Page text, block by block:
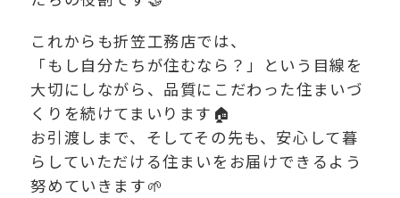
これからも折笠工務店では、
「もし自分たちが住むなら？」という目線を
大切にしながら、品質にこだわった住まいづ
くりを続けてまいります🏠
お引渡しまで、そしてその先も、安心して暮
らしていただける住まいをお届けできるよう
努めていきます🌱